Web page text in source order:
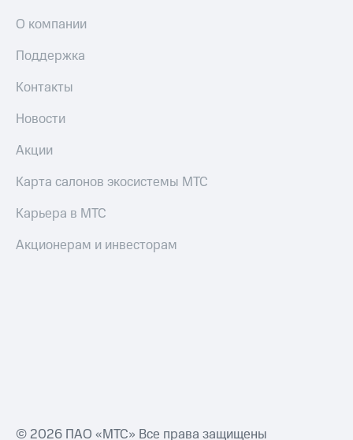
О компании
Поддержка
Контакты
Новости
Акции
Карта салонов экосистемы МТС
Карьера в МТС
Акционерам и инвесторам
© 2026 ПАО «МТС» Все права защищены